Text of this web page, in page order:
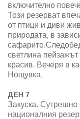
включително
Този резерват
от птици и диви
природата, в
светлина
красив. Вечеря в
Нощувка.
ДЕН 7
Закуска.
националния